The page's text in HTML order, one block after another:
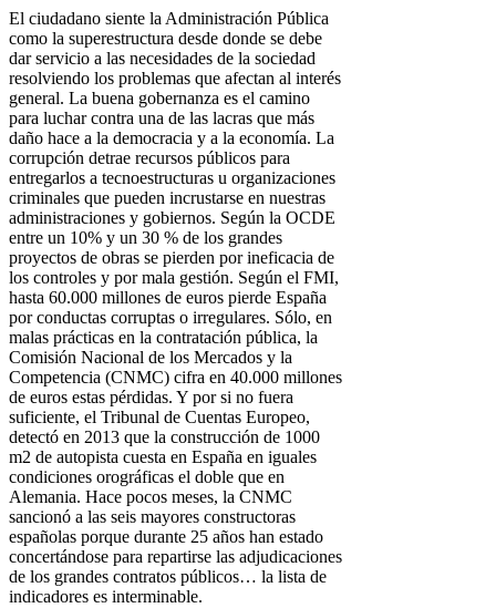
El ciudadano siente la Administración Pública
como la superestructura desde donde se debe
dar servicio a las necesidades de la sociedad
resolviendo los problemas que afectan al interés
general. La buena gobernanza es el camino
para luchar contra una de las lacras que más
daño hace a la democracia y a la economía. La
corrupción detrae recursos públicos para
entregarlos a tecnoestructuras u organizaciones
criminales que pueden incrustarse en nuestras
administraciones y gobiernos. Según la OCDE
entre un 10% y un 30 % de los grandes
proyectos de obras se pierden por ineficacia de
los controles y por mala gestión. Según el FMI,
hasta 60.000 millones de euros pierde España
por conductas corruptas o irregulares. Sólo, en
malas prácticas en la contratación pública, la
Comisión Nacional de los Mercados y la
Competencia (CNMC) cifra en 40.000 millones
de euros estas pérdidas. Y por si no fuera
suficiente, el Tribunal de Cuentas Europeo,
detectó en 2013 que la construcción de 1000
m2 de autopista cuesta en España en iguales
condiciones orográficas el doble que en
Alemania. Hace pocos meses, la CNMC
sancionó a las seis mayores constructoras
españolas porque durante 25 años han estado
concertándose para repartirse las adjudicaciones
de los grandes contratos públicos… la lista de
indicadores es interminable.